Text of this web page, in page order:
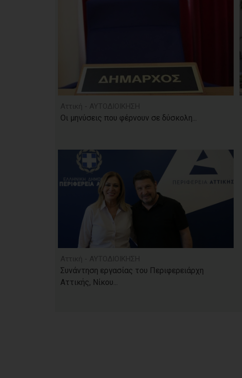
Οι μηνύσεις που φέρνουν σε δύσκολη...
Συνάντηση εργασίας του Περιφερειάρχη
Αττικής, Νίκου...